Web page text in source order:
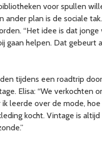
voor spullen
ander plan is de sociale
“Het idee is dat
gaan helpen. Dat gebeurt
tijdens een roadtrip
Elisa: “We
leerde over de mode,
kocht. Vintage is